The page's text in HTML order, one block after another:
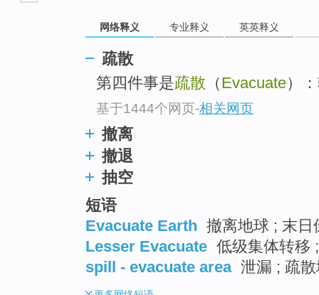
网络释义 专业释义 英英释义
疏散
第四件事是疏散 （Evacuate）
基于1444个网页-相关网页
撤离
撤退
抽空
短语
Evacuate Earth 撤离地球 ; 末日
Lesser Evacuate 低级集体转移
spill - evacuate area 泄漏 ; 疏